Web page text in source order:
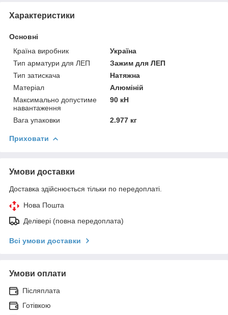
Характеристики
Основні
Країна виробник
Україна
Тип арматури для ЛЕП
Зажим для ЛЕП
Тип затискача
Натяжна
Матеріал
Алюміній
Максимально допустиме
навантаження
90 кН
Вага упаковки 2.977 кг
Приховати
Умови доставки
Доставка здійснюється тільки по передоплаті.
Нова Пошта
Делівері (повна передоплата)
Всі умови доставки
Умови оплати
Післяплата
Готівкою